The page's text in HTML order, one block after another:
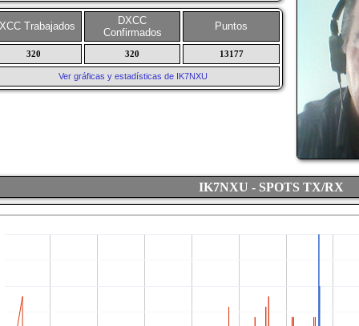
Trabajados
DXCC
Confirmados
Puntos
320 320 13177
Ver gráficas y estadísticas de IK7NXU
IK7NXU - SPOTS TX/RX